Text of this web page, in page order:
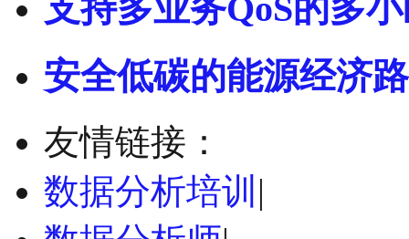
支持多业务QoS的多
安全低碳的能源经济
友情链接：
数据分析培训 |